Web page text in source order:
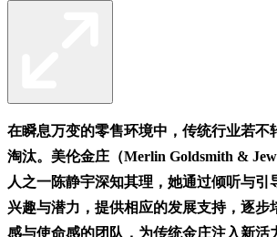
在瞬息万变的零售环境中，传统行业若不
淘汰。美伦金庄（Merlin Goldsmith &
人之一陈静宇深知其理，她通过倾听与引
兴趣与潜力，提供相应的发展支持，逐步
感与使命感的团队，为传统金庄注入新活